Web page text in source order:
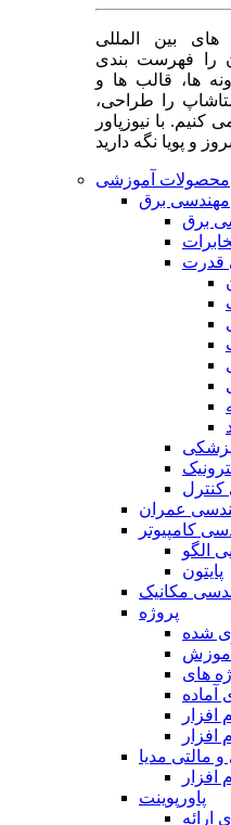
بین المللی
را فهرست بندی
ها، قالب ها و
را طراحی،
با نیوزپاور
محصولات آموزشی
مهندسی برق
برق
قدرت
عمران
کامپیوتر
پایتون
مکانیک
پروژه
شده
مالتی مدیا
پاورپوینت
ارائه